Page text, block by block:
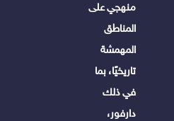
منهجي على
المناطق
المهمشة
تاريخيًا، بما
في ذلك
دارفور،